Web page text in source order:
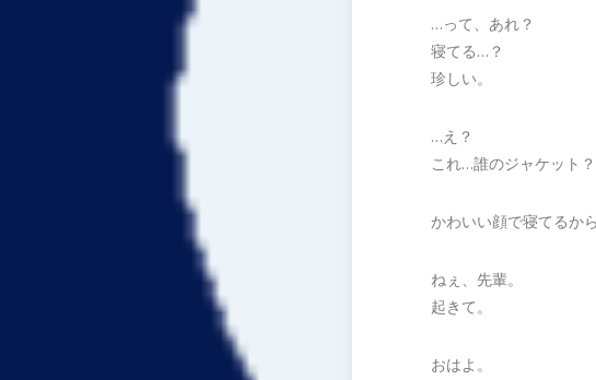
…って、あれ？
寝てる…？
珍しい。
…え？
これ…誰のジャケット？
かわいい顔で寝てるか
ねぇ、先輩。
起きて。
おはよ。